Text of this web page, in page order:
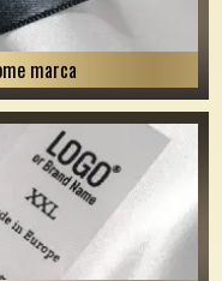
marca